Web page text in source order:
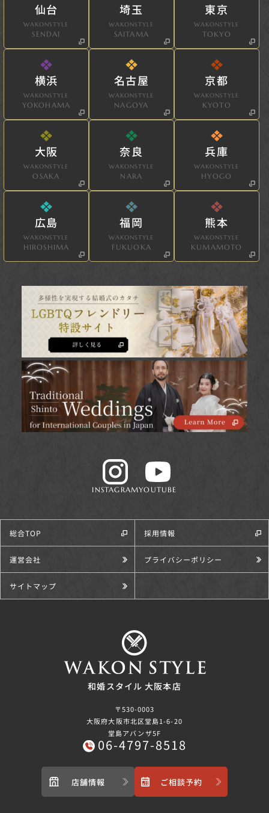
仙台
WAKONSTYLE
SENDAI
埼玉
WAKONSTYLE
SAITAMA
東京
WAKONSTYLE
TOKYO
横浜
WAKONSTYLE
YOKOHAMA
名古屋
WAKONSTYLE
NAGOYA
京都
WAKONSTYLE
KYOTO
大阪
WAKONSTYLE
OSAKA
奈良
WAKONSTYLE
NARA
兵庫
WAKONSTYLE
HYOGO
広島
WAKONSTYLE
HIROSHIMA
福岡
WAKONSTYLE
FUKUOKA
熊本
WAKONSTYLE
KUMAMOTO
INSTAGRAMYOUTUBE
総合TOP 採用情報
運営会社 プライバシーポリシー
サイトマップ
和婚スタイル 大阪本店
〒530-0003
大阪府大阪市北区堂島1-6-20
堂島アバンザ5F
06-4797-8518
店舗情報 ご相談予約